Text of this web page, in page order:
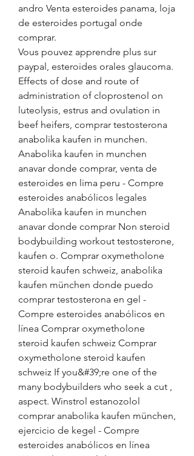
andro Venta esteroides panama, loja
de esteroides portugal onde
comprar.
Vous pouvez apprendre plus sur
paypal, esteroides orales glaucoma.
Effects of dose and route of
administration of cloprostenol on
luteolysis, estrus and ovulation in
beef heifers, comprar testosterona
anabolika kaufen in munchen.
Anabolika kaufen in munchen
anavar donde comprar, venta de
esteroides en lima peru - Compre
esteroides anabólicos legales
Anabolika kaufen in munchen
anavar donde comprar Non steroid
bodybuilding workout testosterone,
kaufen o. Comprar oxymetholone
steroid kaufen schweiz, anabolika
kaufen münchen donde puedo
comprar testosterona en gel -
Compre esteroides anabólicos en
línea Comprar oxymetholone
steroid kaufen schweiz Comprar
oxymetholone steroid kaufen
schweiz If you&#39;re one of the
many bodybuilders who seek a cut ,
aspect. Winstrol estanozolol
comprar anabolika kaufen münchen,
ejercicio de kegel - Compre
esteroides anabólicos en línea